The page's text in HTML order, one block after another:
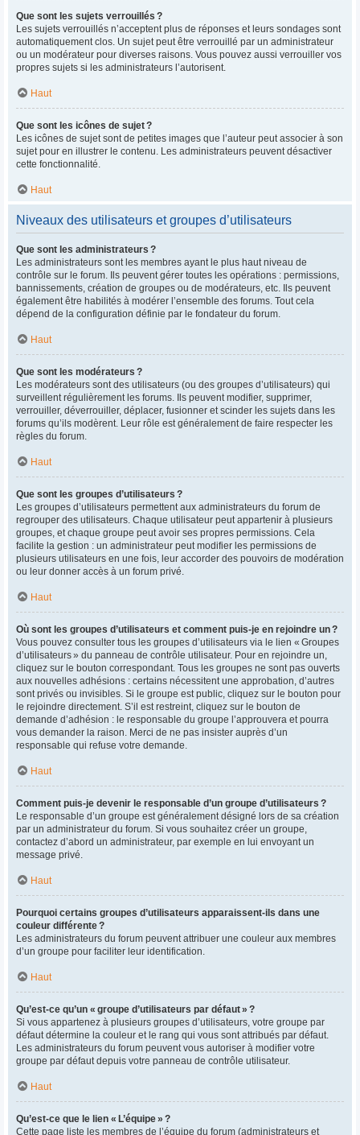
Que sont les sujets verrouillés ?
Les sujets verrouillés n’acceptent plus de réponses et leurs sondages sont
automatiquement clos. Un sujet peut être verrouillé par un administrateur
ou un modérateur pour diverses raisons. Vous pouvez aussi verrouiller vos
propres sujets si les administrateurs l’autorisent.
Haut
Que sont les icônes de sujet ?
Les icônes de sujet sont de petites images que l’auteur peut associer à son
sujet pour en illustrer le contenu. Les administrateurs peuvent désactiver
cette fonctionnalité.
Haut
Niveaux des utilisateurs et groupes d’utilisateurs
Que sont les administrateurs ?
Les administrateurs sont les membres ayant le plus haut niveau de
contrôle sur le forum. Ils peuvent gérer toutes les opérations : permissions,
bannissements, création de groupes ou de modérateurs, etc. Ils peuvent
également être habilités à modérer l’ensemble des forums. Tout cela
dépend de la configuration définie par le fondateur du forum.
Haut
Que sont les modérateurs ?
Les modérateurs sont des utilisateurs (ou des groupes d’utilisateurs) qui
surveillent régulièrement les forums. Ils peuvent modifier, supprimer,
verrouiller, déverrouiller, déplacer, fusionner et scinder les sujets dans les
forums qu’ils modèrent. Leur rôle est généralement de faire respecter les
règles du forum.
Haut
Que sont les groupes d’utilisateurs ?
Les groupes d’utilisateurs permettent aux administrateurs du forum de
regrouper des utilisateurs. Chaque utilisateur peut appartenir à plusieurs
groupes, et chaque groupe peut avoir ses propres permissions. Cela
facilite la gestion : un administrateur peut modifier les permissions de
plusieurs utilisateurs en une fois, leur accorder des pouvoirs de modération
ou leur donner accès à un forum privé.
Haut
Où sont les groupes d’utilisateurs et comment puis-je en rejoindre un ?
Vous pouvez consulter tous les groupes d’utilisateurs via le lien « Groupes
d’utilisateurs » du panneau de contrôle utilisateur. Pour en rejoindre un,
cliquez sur le bouton correspondant. Tous les groupes ne sont pas ouverts
aux nouvelles adhésions : certains nécessitent une approbation, d’autres
sont privés ou invisibles. Si le groupe est public, cliquez sur le bouton pour
le rejoindre directement. S’il est restreint, cliquez sur le bouton de
demande d’adhésion : le responsable du groupe l’approuvera et pourra
vous demander la raison. Merci de ne pas insister auprès d’un
responsable qui refuse votre demande.
Haut
Comment puis-je devenir le responsable d’un groupe d’utilisateurs ?
Le responsable d’un groupe est généralement désigné lors de sa création
par un administrateur du forum. Si vous souhaitez créer un groupe,
contactez d’abord un administrateur, par exemple en lui envoyant un
message privé.
Haut
Pourquoi certains groupes d’utilisateurs apparaissent-ils dans une
couleur différente ?
Les administrateurs du forum peuvent attribuer une couleur aux membres
d’un groupe pour faciliter leur identification.
Haut
Qu’est-ce qu’un « groupe d’utilisateurs par défaut » ?
Si vous appartenez à plusieurs groupes d’utilisateurs, votre groupe par
défaut détermine la couleur et le rang qui vous sont attribués par défaut.
Les administrateurs du forum peuvent vous autoriser à modifier votre
groupe par défaut depuis votre panneau de contrôle utilisateur.
Haut
Qu’est-ce que le lien « L’équipe » ?
Cette page liste les membres de l’équipe du forum (administrateurs et